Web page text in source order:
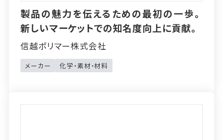
製品の魅力を伝えるための最初の一歩。
新しいマーケットでの知名度向上に貢献。
信越ポリマー株式会社
メーカー 化学・素材・材料